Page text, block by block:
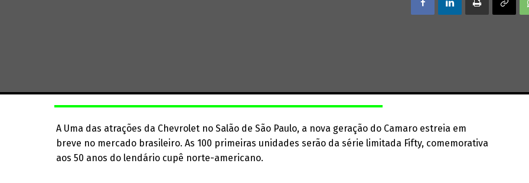
A Uma das atrações da Chevrolet no Salão de São Paulo, a nova geração do Camaro estreia em
breve no mercado brasileiro. As 100 primeiras unidades serão da série limitada Fifty, comemorativa
aos 50 anos do lendário cupê norte-americano.